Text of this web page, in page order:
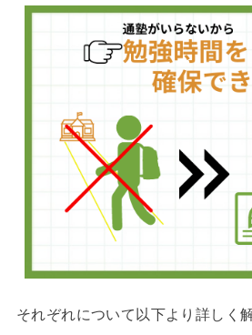
それぞれについて以下より詳しく